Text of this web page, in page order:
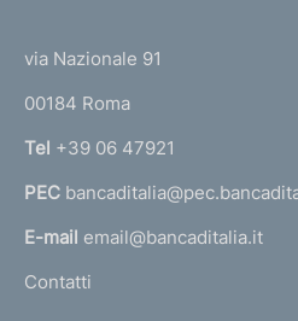
r
n
a
l
'
via Nazionale 91
00184 Roma
Tel +39 06 47921
PEC
E-mail email@bancaditalia.it
Contatti